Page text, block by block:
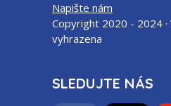
Napište nám
Copyright 2020 - 2024 ·
vyhrazena
SLEDUJTE NÁS